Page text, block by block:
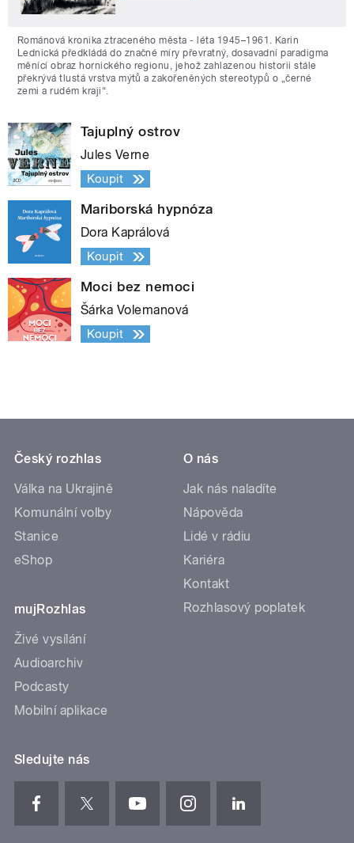
Románová kronika ztraceného města - léta 1945–1961. Karin
Lednická předkládá do značné míry převratný, dosavadní paradigma
měnící obraz hornického regionu, jehož zahlazenou historii stále
překrývá tlustá vrstva mýtů a zakořeněných stereotypů o „černé
zemi a rudém kraji“.
Tajuplný ostrov
Jules Verne
Koupit
Mariborská hypnóza
Dora Kaprálová
Koupit
Moci bez nemoci
Šárka Volemanová
Koupit
Český rozhlas
Válka na Ukrajině
Komunální volby
Stanice
eShop
mujRozhlas
Živé vysílání
Audioarchiv
Podcasty
Mobilní aplikace
O nás
Jak nás naladíte
Nápověda
Lidé v rádiu
Kariéra
Kontakt
Rozhlasový poplatek
Sledujte nás